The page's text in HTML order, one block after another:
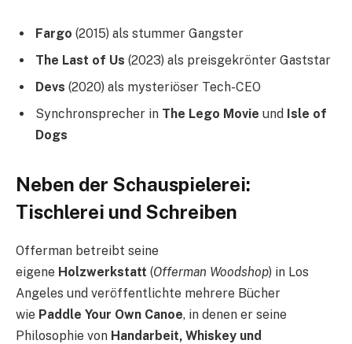
Fargo (2015) als stummer Gangster
The Last of Us (2023) als preisgekrönter Gaststar
Devs (2020) als mysteriöser Tech-CEO
Synchronsprecher in The Lego Movie und Isle of
Dogs
Neben der Schauspielerei:
Tischlerei und Schreiben
Offerman betreibt seine
eigene Holzwerkstatt (Offerman Woodshop) in Los
Angeles und veröffentlichte mehrere Bücher
wie Paddle Your Own Canoe, in denen er seine
Philosophie von Handarbeit, Whiskey und